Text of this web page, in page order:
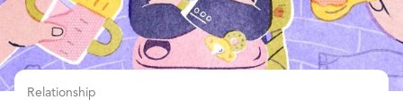
Relationship